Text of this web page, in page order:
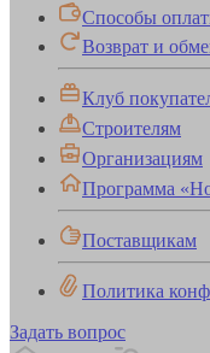
Способы
Возврат и
Клуб
Строителям
Организациям
Программа
Поставщикам
Политика
Задать вопрос